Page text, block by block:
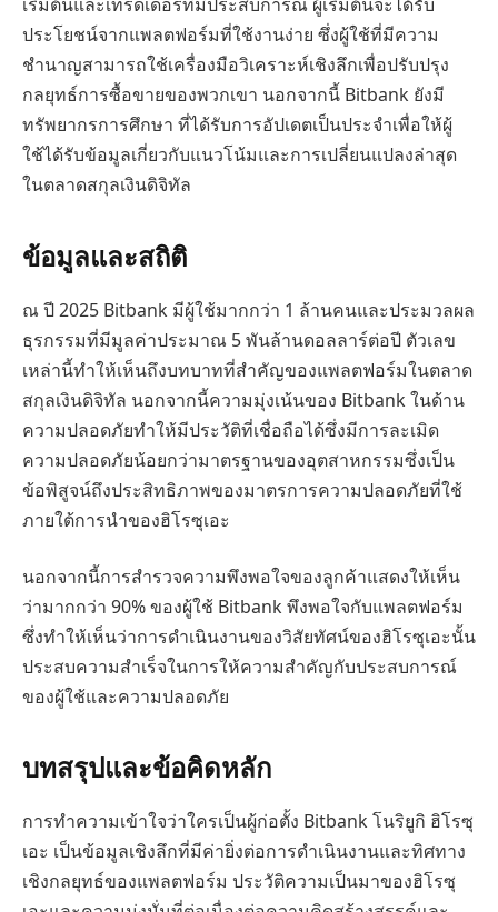
ประโยชน์จากแพลตฟอร์มที่ใช้งานง่าย ซึ่งผู้ใช้ที่มีความ
ชำนาญสามารถใช้เครื่องมือวิเคราะห์เชิงลึกเพื่อปรับปรุง
กลยุทธ์การซื้อขายของพวกเขา นอกจากนี้ Bitbank ยังมี
ทรัพยากรการศึกษา ที่ได้รับการอัปเดตเป็นประจำเพื่อให้ผู้
ใช้ได้รับข้อมูลเกี่ยวกับแนวโน้มและการเปลี่ยนแปลงล่าสุด
ในตลาดสกุลเงินดิจิทัล
ข้อมูลและสถิติ
ณ ปี 2025 Bitbank มีผู้ใช้มากกว่า 1 ล้านคนและประมวลผล
ธุรกรรมที่มีมูลค่าประมาณ 5 พันล้านดอลลาร์ต่อปี ตัวเลข
เหล่านี้ทำให้เห็นถึงบทบาทที่สำคัญของแพลตฟอร์มในตลาด
สกุลเงินดิจิทัล นอกจากนี้ความมุ่งเน้นของ Bitbank ในด้าน
ความปลอดภัยทำให้มีประวัติที่เชื่อถือได้ซึ่งมีการละเมิด
ความปลอดภัยน้อยกว่ามาตรฐานของอุตสาหกรรมซึ่งเป็น
ข้อพิสูจน์ถึงประสิทธิภาพของมาตรการความปลอดภัยที่ใช้
ภายใต้การนำของฮิโรซุเอะ
นอกจากนี้การสำรวจความพึงพอใจของลูกค้าแสดงให้เห็น
ว่ามากกว่า 90% ของผู้ใช้ Bitbank พึงพอใจกับแพลตฟอร์ม
ซึ่งทำให้เห็นว่าการดำเนินงานของวิสัยทัศน์ของฮิโรซุเอะนั้น
ประสบความสำเร็จในการให้ความสำคัญกับประสบการณ์
ของผู้ใช้และความปลอดภัย
บทสรุปและข้อคิดหลัก
การทำความเข้าใจว่าใครเป็นผู้ก่อตั้ง Bitbank โนริยูกิ ฮิโรซุ
เอะ เป็นข้อมูลเชิงลึกที่มีค่ายิ่งต่อการดำเนินงานและทิศทาง
เชิงกลยุทธ์ของแพลตฟอร์ม ประวัติความเป็นมาของฮิโรซุ